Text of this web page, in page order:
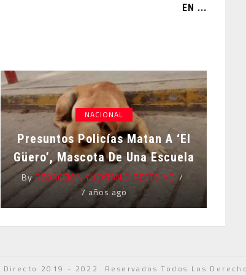
EN ...
NACIONAL
Presuntos Policías Matan A ‘El
Güero’, Mascota De Una Escuela
ByREDACCIÓN YUCATÁN DIRECTO KE
7 años ago
Directo 2019 - 2022. Reservados Todos Los